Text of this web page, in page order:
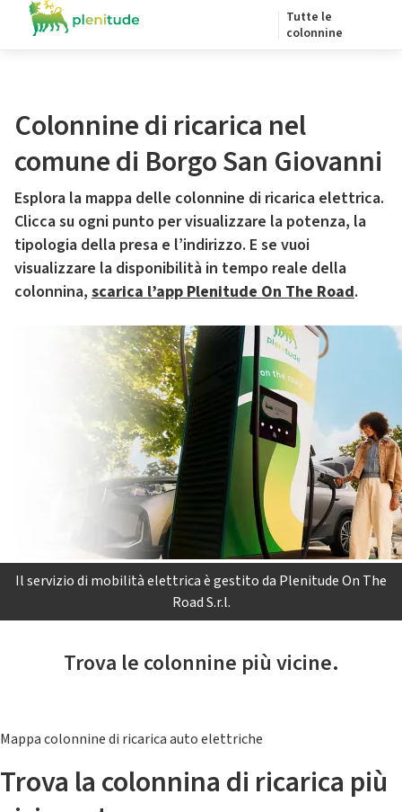
Tutte le
colonnine
Colonnine di ricarica nel
comune di Borgo San Giovanni
Esplora la mappa delle colonnine di ricarica elettrica.
Clicca su ogni punto per visualizzare la potenza, la
tipologia della presa e l’indirizzo. E se vuoi
visualizzare la disponibilità in tempo reale della
colonnina, scarica l’app Plenitude On The Road.
Il servizio di mobilità elettrica è gestito da Plenitude On The
Road S.r.l.
Trova le colonnine più vicine.
Mappa colonnine di ricarica auto elettriche
Trova la colonnina di ricarica più